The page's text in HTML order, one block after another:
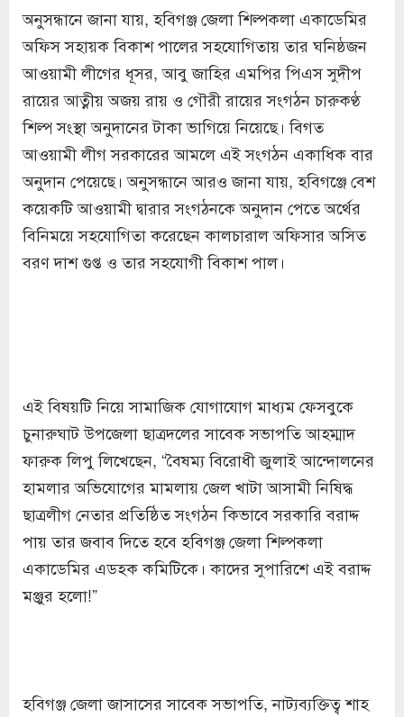
অনুসন্ধানে জানা যায়, হবিগঞ্জ জেলা শিল্পকলা একাডেমির
অফিস সহায়ক বিকাশ পালের সহযোগিতায় তার ঘনিষ্ঠজন
আওয়ামী লীগের ধূসর, আবু জাহির এমপির পিএস সুদীপ
রায়ের আত্নীয় অজয় রায় ও গৌরী রায়ের সংগঠন চারুকণ্ঠ
শিল্প সংস্থা অনুদানের টাকা ভাগিয়ে নিয়েছে। বিগত
আওয়ামী লীগ সরকারের আমলে এই সংগঠন একাধিক বার
অনুদান পেয়েছে। অনুসন্ধানে আরও জানা যায়, হবিগঞ্জে বেশ
কয়েকটি আওয়ামী দ্বারার সংগঠনকে অনুদান পেতে অর্থের
বিনিময়ে সহযোগিতা করেছেন কালচারাল অফিসার অসিত
বরণ দাশ গুপ্ত ও তার সহযোগী বিকাশ পাল।
এই বিষয়টি নিয়ে সামাজিক যোগাযোগ মাধ্যম ফেসবুকে
চুনারুঘাট উপজেলা ছাত্রদলের সাবেক সভাপতি আহম্মাদ
ফারুক লিপু লিখেছেন, “বৈষম্য বিরোধী জুলাই আন্দোলনের
হামলার অভিযোগের মামলায় জেল খাটা আসামী নিষিদ্ধ
ছাত্রলীগ নেতার প্রতিষ্ঠিত সংগঠন কিভাবে সরকারি বরাদ্দ
পায় তার জবাব দিতে হবে হবিগঞ্জ জেলা শিল্পকলা
একাডেমির এডহক কমিটিকে। কাদের সুপারিশে এই বরাদ্দ
মঞ্জুর হলো!”
হবিগঞ্জ জেলা জাসাসের সাবেক সভাপতি, নাট্যব্যক্তিত্ব শাহ